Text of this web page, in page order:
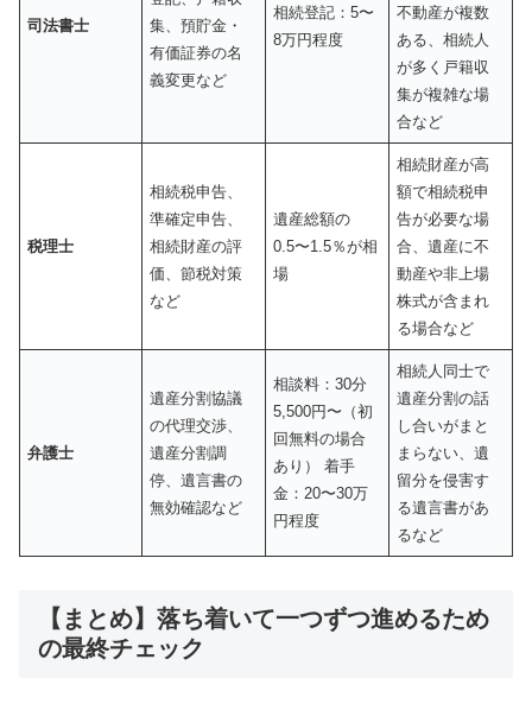
司法書士
集、預貯金・
有価証券の名
義変更など
相続登記：5〜
8万円程度
不動産が複数
ある、相続人
が多く戸籍収
集が複雑な場
合など
税理士
相続税申告、
準確定申告、
相続財産の評
価、節税対策
など
遺産総額の
0.5〜1.5％が相
場
相続財産が高
額で相続税申
告が必要な場
合、遺産に不
動産や非上場
株式が含まれ
る場合など
弁護士
遺産分割協議
の代理交渉、
遺産分割調
停、遺言書の
無効確認など
相談料：30分
5,500円〜（初
回無料の場合
あり） 着手
金：20〜30万
円程度
相続人同士で
遺産分割の話
し合いがまと
まらない、遺
留分を侵害す
る遺言書があ
るなど
【まとめ】落ち着いて一つずつ進めるため
の最終チェック